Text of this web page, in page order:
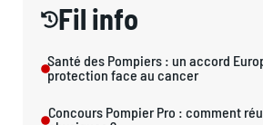
Fil info
Santé des Pompiers : un accord
protection face au cancer
Concours Pompier Pro : comment